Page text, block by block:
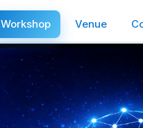
Workshop Venue